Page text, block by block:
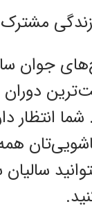
جوان
دوران
انتظار